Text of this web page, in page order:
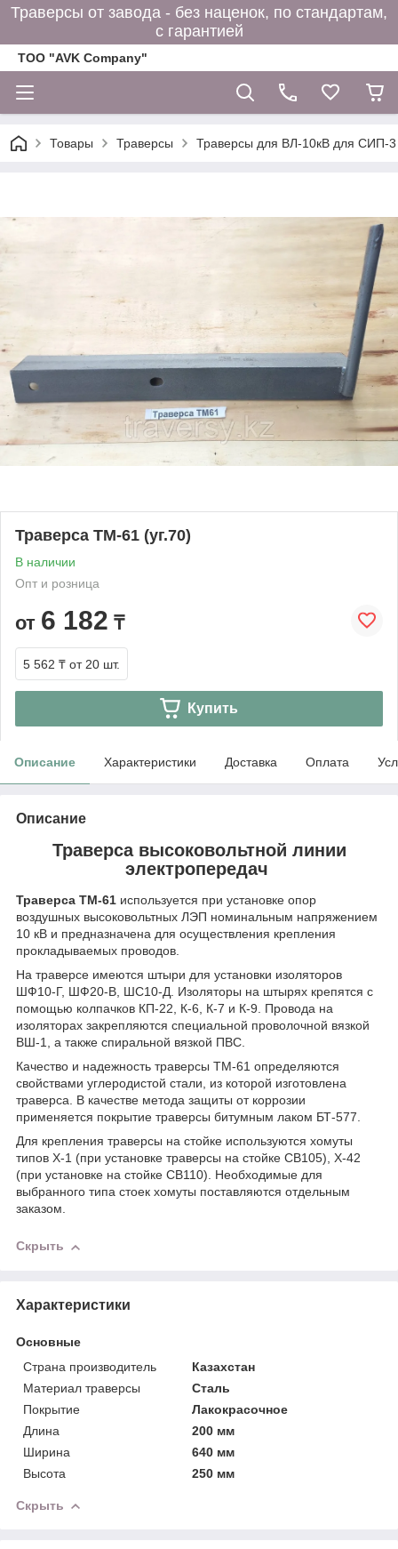
Траверсы от завода - без наценок, по стандартам,
с гарантией
ТОО "AVK Company"
Товары Траверсы Траверсы для ВЛ-10кВ для СИП-3
Траверса ТМ-61 (уг.70)
В наличии
Опт и розница
от 6 182 ₸
5 562 ₸ от 20 шт.
Купить
Описание Характеристики Доставка Оплата
Описание
Траверса высоковольтной линии
электропередач
Траверса ТМ-61 используется при установке опор
воздушных высоковольтных ЛЭП номинальным напряжением
10 кВ и предназначена для осуществления крепления
прокладываемых проводов.
На траверсе имеются штыри для установки изоляторов
ШФ10-Г, ШФ20-В, ШС10-Д. Изоляторы на штырях крепятся с
помощью колпачков КП-22, К-6, К-7 и К-9. Провода на
изоляторах закрепляются специальной проволочной вязкой
ВШ-1, а также спиральной вязкой ПВС.
Качество и надежность траверсы ТМ-61 определяются
свойствами углеродистой стали, из которой изготовлена
траверса. В качестве метода защиты от коррозии
применяется покрытие траверсы битумным лаком БТ-577.
Для крепления траверсы на стойке используются хомуты
типов Х-1 (при установке траверсы на стойке СВ105), Х-42
(при установке на стойке СВ110). Необходимые для
выбранного типа стоек хомуты поставляются отдельным
заказом.
Скрыть
Характеристики
Основные
Страна производитель
Казахстан
Материал траверсы
Сталь
Покрытие
Лакокрасочное
Длина
200 мм
Ширина
640 мм
Высота
250 мм
Скрыть